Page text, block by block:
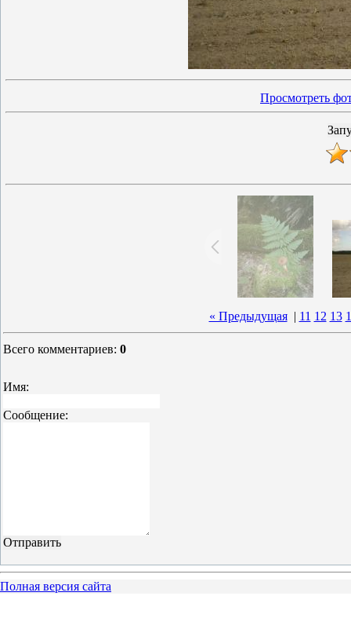
Просмотреть
« Предыдущая| 11 12 13
Всего комментариев: 0
Имя:
Сообщение:
Полная версия сайта